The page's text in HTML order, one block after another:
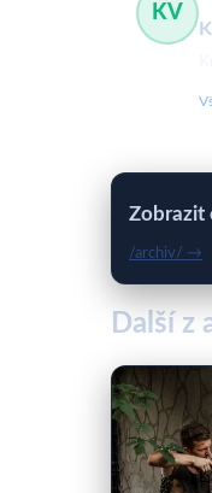
KV
Zobrazit
/archiv/ →
Další z